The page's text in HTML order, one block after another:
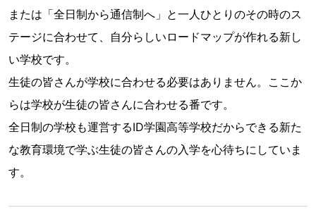
または「全日制から通信制へ」と一人ひとりのその時のス
テージに合わせて、自分らしいロードマップが作れる新し
い学校です。
生徒の皆さんが学校に合わせる必要はありません。ここか
らは学校が生徒の皆さんに合わせる番です。
全日制の学校も運営するID学園高等学校だからできる新た
な教育環境で学ぶ生徒の皆さんの入学を心待ちにしていま
す。